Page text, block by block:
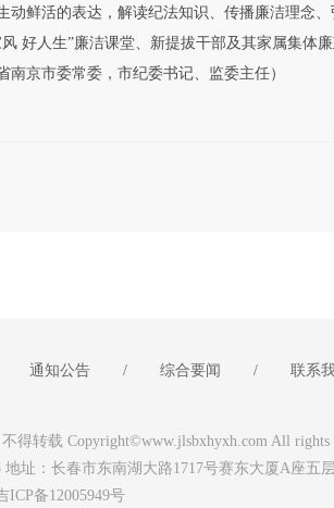
动鲜活的表达，解读纪法知识、传播廉洁理念
好人生”廉洁课堂、新提拔干部及其家属集体
京市委常委，市纪委书记、监委主任）
通知公告 / 综合要闻 / 联系
转载 Copyright©www.jlsbxhyxh.com All rights
地址：长春市东南湖大路1717号赛东大厦A座五
ICP备12005949号